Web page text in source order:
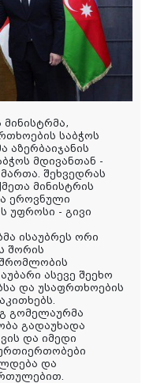
საბჭოს
აზერბაიჯანის
მდივანთან -
შეხვედრას
მინისტრის
ეროვნული
უფროსი - გივი
ისაუბრეს ორი
შორის
ასევე შეეხო
და უსაფრთხოების
გომელაურმა
გადაუხადა
და იმედი
და